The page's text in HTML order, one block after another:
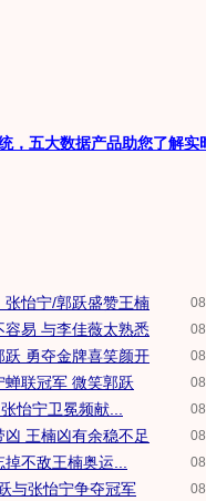
，五大数据产品助您了解实
怡宁/郭跃盛赞王楠
易 与李佳薇太熟悉
勇夺金牌喜笑颜开
蝉联冠军 微笑郭跃
怡宁卫冕频献...
王楠凶有余稳不足
不敌王楠奥运...
与张怡宁争夺冠军